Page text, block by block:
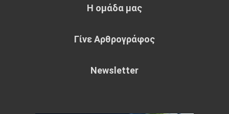
Η ομάδα μας
Γίνε Αρθρογράφος
Newsletter